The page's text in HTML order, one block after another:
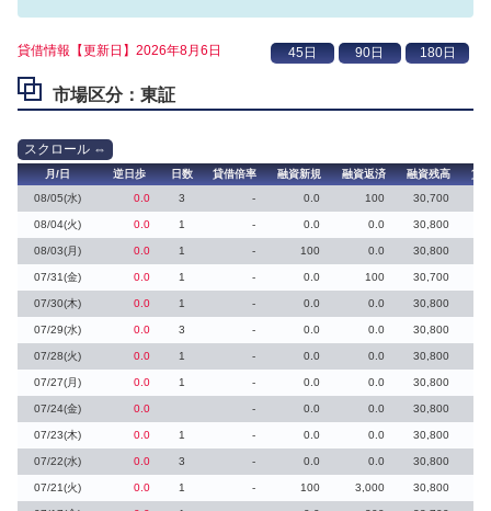
貸借情報【更新日】2026年8月6日
市場区分：東証
月/日 逆日歩 日数 貸借倍率 融資新規 融資返済 融資残高
貸
08/05(水)
0.0 3 - 0.0 100 30,700
08/04(火) 0.0 1 - 0.0 0.0 30,800
08/03(月) 0.0 1 - 100 0.0 30,800
07/31(金) 0.0 1 - 0.0 100 30,700
07/30(木) 0.0 1 - 0.0 0.0 30,800
07/29(水) 0.0 3 - 0.0 0.0 30,800
07/28(火) 0.0 1 - 0.0 0.0 30,800
07/27(月) 0.0 1 - 0.0 0.0 30,800
07/24(金) 0.0 - 0.0 0.0 30,800
07/23(木) 0.0 1 - 0.0 0.0 30,800
07/22(水) 0.0 3 - 0.0 0.0 30,800
07/21(火) 0.0 1 - 100 3,000 30,800